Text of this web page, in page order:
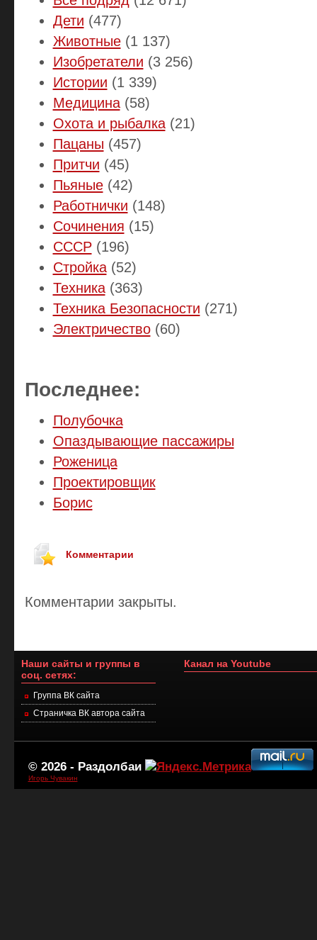
Дети (477)
Животные(1 137)
Изобретатели (3 256)
Истории (1 339)
Медицина(58)
Охота и рыбалка(21)
Пацаны (457)
Притчи (45)
Пьяные(42)
Работнички (148)
Сочинения (15)
СССР(196)
Стройка(52)
Техника(363)
Техника Безопасности (271)
Электричество(60)
Последнее:
Полубочка
Опаздывающие пассажиры
Роженица
Проектировщик
Борис
Комментарии
Комментарии закрыты.
Наши сайты и группы в
соц. сетях:
Группа ВК сайта
Страничка ВК автора сайта
Канал на Youtube
© 2026 - Раздолбаи
Игорь Чувакин